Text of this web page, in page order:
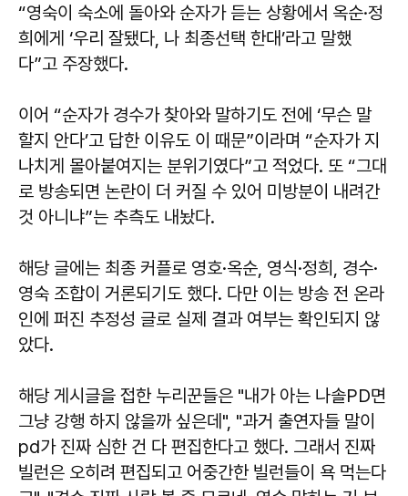
“영숙이 숙소에 돌아와 순자가 듣는 상황에서 옥순·정
희에게 ‘우리 잘됐다, 나 최종선택 한대’라고 말했
다”고 주장했다.
이어 “순자가 경수가 찾아와 말하기도 전에 ‘무슨 말
할지 안다’고 답한 이유도 이 때문”이라며 “순자가 지
나치게 몰아붙여지는 분위기였다”고 적었다. 또 “그대
로 방송되면 논란이 더 커질 수 있어 미방분이 내려간
것 아니냐”는 추측도 내놨다.
해당 글에는 최종 커플로 영호·옥순, 영식·정희, 경수·
영숙 조합이 거론되기도 했다. 다만 이는 방송 전 온라
인에 퍼진 추정성 글로 실제 결과 여부는 확인되지 않
았다.
해당 게시글을 접한 누리꾼들은 "내가 아는 나솔PD면
그냥 강행 하지 않을까 싶은데", "과거 출연자들 말이
pd가 진짜 심한 건 다 편집한다고 했다. 그래서 진짜
빌런은 오히려 편집되고 어중간한 빌런들이 욕 먹는다